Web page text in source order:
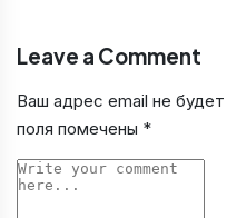
Leave a Comment
Ваш адрес email не будет
поля помечены *
Comment